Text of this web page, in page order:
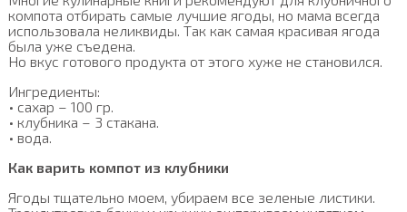
компота отбирать самые лучшие ягоды, но мама всегда
использовала неликвиды. Так как самая красивая ягода
была уже съедена.
Но вкус готового продукта от этого хуже не становился.
Ингредиенты:
• сахар – 100 гр.
• клубника – 3 стакана.
• вода.
Как варить компот из клубники
Ягоды тщательно моем, убираем все зеленые листики.